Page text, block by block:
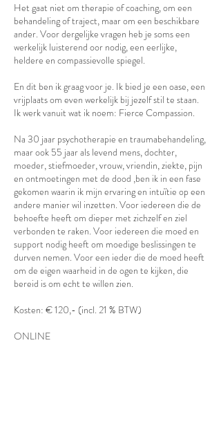
Het gaat niet om therapie of coaching, om een
behandeling of traject, maar om een beschikbare
ander. Voor dergelijke vragen heb je soms een
werkelijk luisterend oor nodig, een eerlijke,
heldere en compassievolle spiegel.
En dit ben ik graag voor je. Ik bied je een oase, een
vrijplaats om even werkelijk bij jezelf stil te staan.
Ik werk vanuit wat ik noem: Fierce Compassion.
Na 30 jaar psychotherapie en traumabehandeling,
maar ook 55 jaar als levend mens, dochter,
moeder, stiefmoeder, vrouw, vriendin, ziekte, pijn
en ontmoetingen met de dood ,ben ik in een fase
gekomen waarin ik mijn ervaring en intuïtie op een
andere manier wil inzetten. Voor iedereen die de
behoefte heeft om dieper met zichzelf en ziel
verbonden te raken. Voor iedereen die moed en
support nodig heeft om moedige beslissingen te
durven nemen. Voor een ieder die de moed heeft
om de eigen waarheid in de ogen te kijken, die
bereid is om echt te willen zien.
Kosten: € 120,- (incl. 21 % BTW)
ONLINE